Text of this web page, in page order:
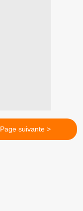
Page suivante >